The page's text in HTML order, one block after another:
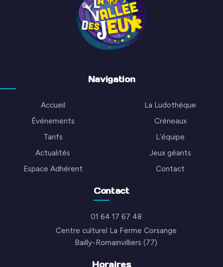
Navigation
Accueil
La Ludothèque
Événements
Créneaux
Tarifs
L’équipe
Actualités
Jeux géants
Espace Adhérent
Contact
Contact
01 64 17 67 48
Centre culturel La Ferme Corsange
Bailly-Romainvilliers (77)
Horaires